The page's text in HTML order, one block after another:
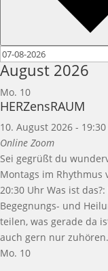
August 2026
Mo. 10
HERZensRAUM
10. August 2026 - 19:30
Online Zoom
Sei gegrüßt du
Montags im Rhythmus
20:30 Uhr Was ist
Begegnungs- und
teilen, was gerade da
auch gern nur
Mo. 10